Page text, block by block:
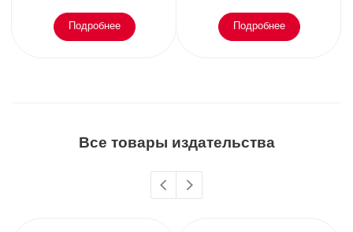
Подробнее Подробнее
Все товары издательства